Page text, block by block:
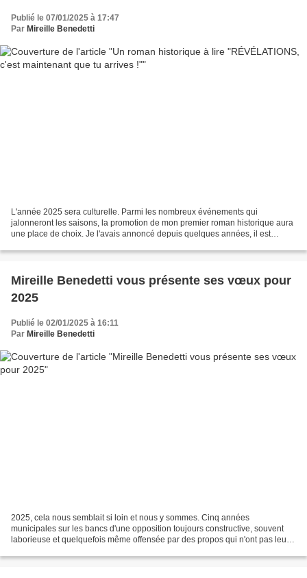
Publié le 07/01/2025 à 17:47
Par Mireille Benedetti
L'année 2025 sera culturelle. Parmi les nombreux événements qui
jalonneront les saisons, la promotion de mon premier roman historique aura
une place de choix. Je l'avais annoncé depuis quelques années, il est
Mireille Benedetti vous présente ses vœux pour
2025
Publié le 02/01/2025 à 16:11
Par Mireille Benedetti
2025, cela nous semblait si loin et nous y sommes. Cinq années
municipales sur les bancs d'une opposition toujours constructive, souvent
laborieuse et quelquefois même offensée par des propos qui n'ont pas leur